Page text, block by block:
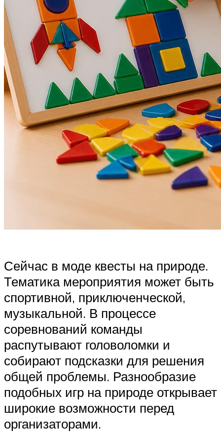
Сейчас в моде квесты на природе.
Тематика мероприятия может быть
спортивной, приключенческой,
музыкальной. В процессе
соревнований команды
распутывают головоломки и
собирают подсказки для решения
общей проблемы. Разнообразие
подобных игр на природе открывает
широкие возможности перед
организаторами.